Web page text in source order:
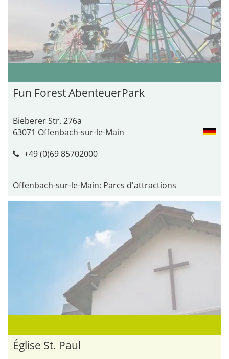
Fun Forest AbenteuerPark
Bieberer Str. 276a
63071 Offenbach-sur-le-Main
+49 (0)69 85702000
Offenbach-sur-le-Main: Parcs d'attractions
Église St. Paul